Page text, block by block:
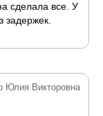
сделала все. У
Юлия Викторовна